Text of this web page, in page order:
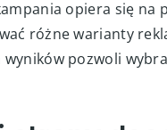
lub kreacji może
opiera się na